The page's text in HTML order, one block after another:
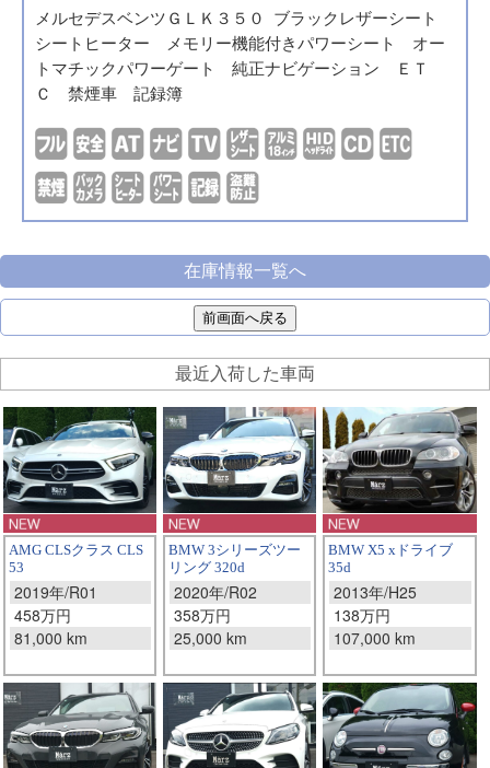
メルセデスベンツＧＬＫ３５０ ブラックレザーシート
シートヒーター メモリー機能付きパワーシート オー
トマチックパワーゲート 純正ナビゲーション ＥＴ
Ｃ 禁煙車 記録簿
在庫情報一覧へ
前画面へ戻る
最近入荷した車両
AMG CLSクラス CLS
53
2019年/R01
458万円
81,000 km
BMW 3シリーズツー
リング 320d
2020年/R02
358万円
25,000 km
BMW X5 xドライブ
35d
2013年/H25
138万円
107,000 km